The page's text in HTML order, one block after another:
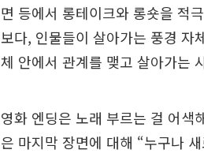
면 등에서 롱테이크와 롱숏을 적
보다, 인물들이 살아가는 풍경 자
체 안에서 관계를 맺고 살아가는
영화 엔딩은 노래 부르는 걸 어색
은 마지막 장면에 대해 “누구나